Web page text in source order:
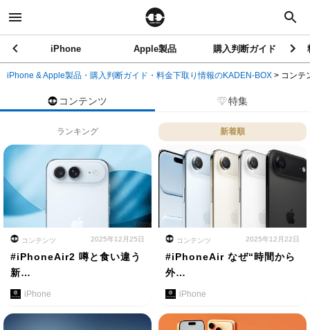
iPhone Apple製品 購入判断ガイド
iPhone & Apple製品・購入判断ガイド・料金下取り情報のKADEN-BOX > コンテ
コンテンツ 特集
ランキング 新着順
コンテンツ 2025年12月25日
#iPhoneAir2 噂と食い違う
新…
iPhone
コンテンツ 2025年12月22日
#iPhoneAir なぜ“時間から
外…
iPhone